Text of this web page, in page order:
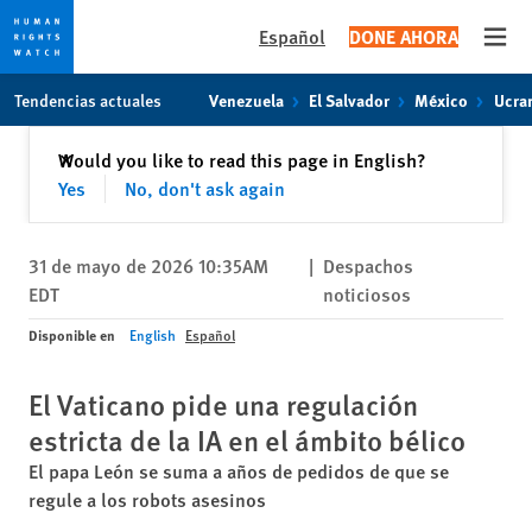
content
Español DONE AHORA
Tendencias actuales Venezuela El Salvador México
Would you like to read this page in English?
Yes
No, don't ask again
✕Cerrar
31 de mayo de 2026 10:35AM
EDT
| Despachos
noticiosos
Disponible en English Español
El Vaticano pide una regulación
estricta de la IA en el ámbito bélico
El papa León se suma a años de pedidos de que se
regule a los robots asesinos